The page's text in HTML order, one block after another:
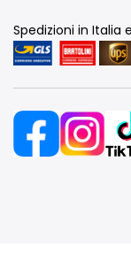
Spedizioni in Italia